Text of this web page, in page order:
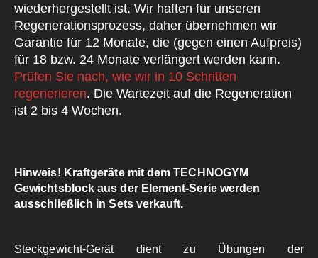
wiederhergestellt ist. Wir haften für unseren
Regenerationsprozess, daher übernehmen wir
Garantie für 12 Monate, die (gegen einen Aufpreis)
für 18 bzw. 24 Monate verlängert werden kann.
Prüfen Sie nach, wie wir in 10 Schritten
regenerieren. Die Wartezeit auf die Regeneration
ist 2 bis 4 Wochen.
Hinweis! Kraftgeräte mit dem TECHNOGYM
Gewichtsblock aus der Element-Serie werden
ausschließlich in Sets verkauft.
Steckgewicht-Gerät dient zu Übungen der